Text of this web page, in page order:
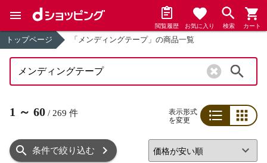
閲覧履歴 お気に入り 検索 カート
トップページ 「メンディングテープ」の商品一覧
1 ～ 60 / 269 件
表示形式
を変更
条件で絞り込む